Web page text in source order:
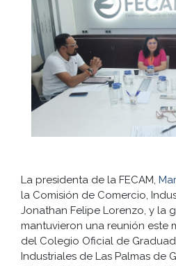
La presidenta de la FECAM,
la Comisión de Comercio,
Jonathan Felipe Lorenzo, y la
mantuvieron una reunión este
del Colegio Oficial de
Industriales de Las Palmas de